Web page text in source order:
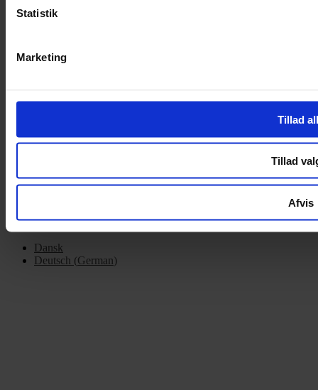
Statistik
Marketing
Tillad
Tillad
Afvis
Om Yarn Every Wear
Mandag – Fredag 10:00 – 17:30
Copyright © 2022.
Dansk
Deutsch (German)